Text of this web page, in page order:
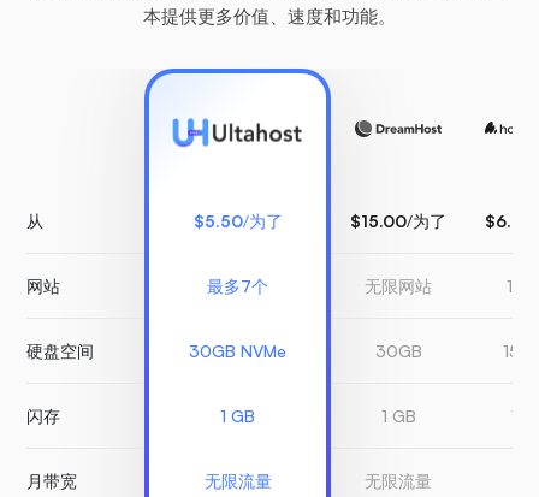
本提供更多价值、速度和功能。
从
网站
硬盘空间
闪存
月带宽
$5.50/为了
最多7个
30GB NVMe
1 GB
无限流量
$15.00/为了
无限网站
30GB
1 GB
无限流量
$6.99
1 网
1